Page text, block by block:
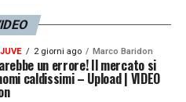
2 giorni ago Marco Baridon
un errore! Il mercato si
caldissimi – Upload | VIDEO